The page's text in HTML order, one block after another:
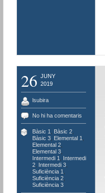
26 JUNY
2019
lsubira
No hi ha comentaris
Bàsic 1 Bàsic 2,
Bàsic 3, Elemental 1
Elemental 2,
Elemental 3,
Intermedi 1
Intermedi
2, Intermedi 3,
Suficiència 1
Suficiència 2,
Suficiència 3